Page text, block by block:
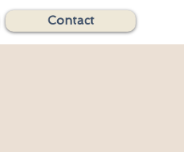
Contact